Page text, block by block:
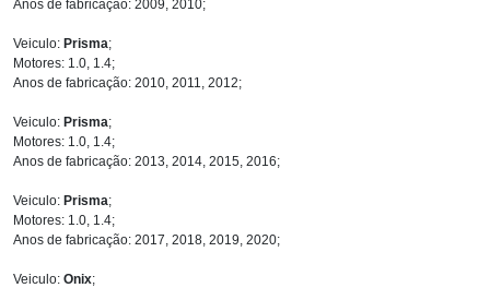
Anos de fabricação: 2009, 2010;
Veiculo: Prisma;
Motores: 1.0, 1.4;
Anos de fabricação: 2010, 2011, 2012;
Veiculo: Prisma;
Motores: 1.0, 1.4;
Anos de fabricação: 2013, 2014, 2015, 2016;
Veiculo: Prisma;
Motores: 1.0, 1.4;
Anos de fabricação: 2017, 2018, 2019, 2020;
Veiculo: Onix;